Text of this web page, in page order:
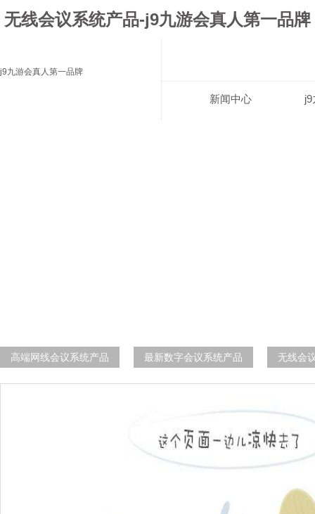
无线会议系统产品-j9九游会真人第一品牌
j9九游会真人第一品牌
新闻中心
高端网线会议系统产品 最新数字会议系统产品 无线会